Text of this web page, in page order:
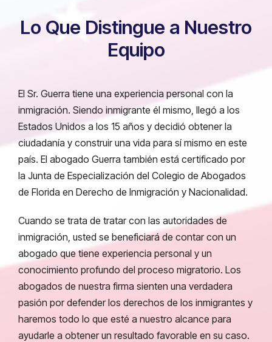
Lo Que Distingue a Nuestro
Equipo
El Sr. Guerra tiene una experiencia personal con la
inmigración. Siendo inmigrante él mismo, llegó a los
Estados Unidos a los 15 años y decidió obtener la
ciudadanía y construir una vida para sí mismo en este
país. El abogado Guerra también está certificado por
la Junta de Especialización del Colegio de Abogados
de Florida en Derecho de Inmigración y Nacionalidad.
Cuando se trata de tratar con las autoridades de
inmigración, usted se beneficiará de contar con un
abogado que tiene experiencia personal y un
conocimiento profundo del proceso migratorio. Los
abogados de nuestra firma sienten una verdadera
pasión por defender los derechos de los inmigrantes y
haremos todo lo que esté a nuestro alcance para
ayudarle a obtener un resultado favorable en su caso.